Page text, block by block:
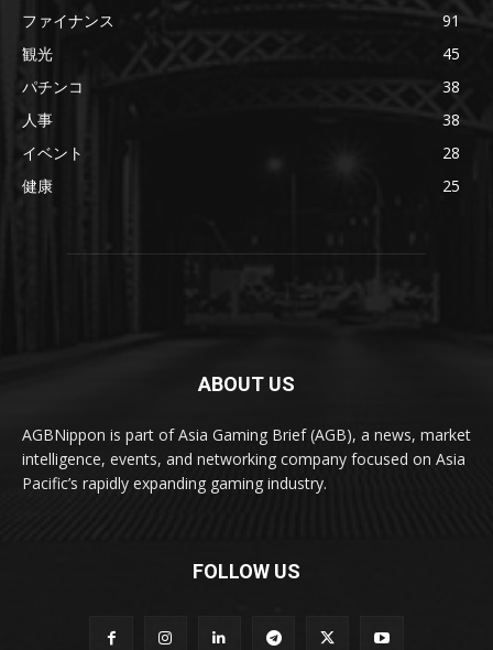
ファイナンス
91
観光
45
パチンコ
38
人事
38
イベント
28
健康
25
ABOUT US
AGBNippon is part of Asia Gaming Brief (AGB), a news, market
intelligence, events, and networking company focused on Asia
Pacific’s rapidly expanding gaming industry.
FOLLOW US